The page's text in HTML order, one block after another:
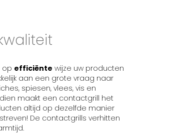
op efficiënte wijze uw producten
aan een grote vraag naar
spiesen, vlees, vis en
maakt een contactgrill het
altijd op dezelfde manier
De contactgrills verhitten